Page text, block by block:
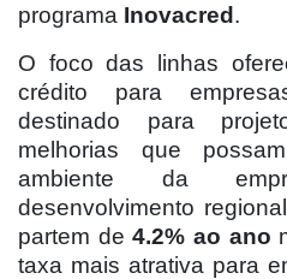
programa Inovacred.
O foco das linhas
crédito para
destinado para
melhorias que
ambiente da
desenvolvimento
partem de 4.2% ao ano
taxa mais atrativa para